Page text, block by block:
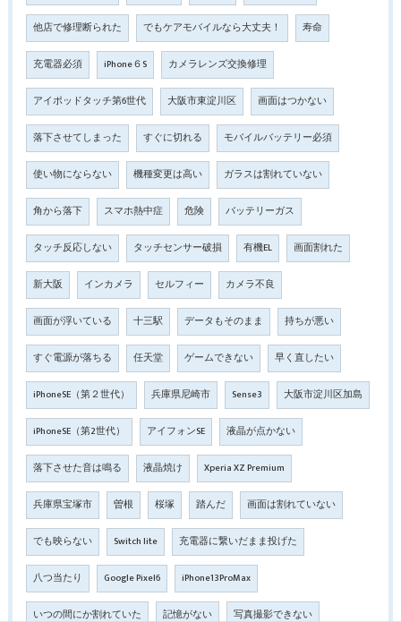
他店で修理断られた でもケアモバイルなら大丈夫！ 寿命
充電器必須 iPhone６S カメラレンズ交換修理
アイポッドタッチ第6世代 大阪市東淀川区 画面はつかない
落下させてしまった すぐに切れる モバイルバッテリー必須
使い物にならない 機種変更は高い ガラスは割れていない
角から落下 スマホ熱中症 危険 バッテリーガス
タッチ反応しない タッチセンサー破損 有機EL 画面割れた
新大阪 インカメラ セルフィー カメラ不良
画面が浮いている 十三駅 データもそのまま 持ちが悪い
すぐ電源が落ちる 任天堂 ゲームできない 早く直したい
iPhoneSE（第２世代） 兵庫県尼崎市 Sense3 大阪市淀川区加島
iPhoneSE（第2世代） アイフォンSE 液晶が点かない
落下させた音は鳴る 液晶焼け Xperia XZ Premium
兵庫県宝塚市 曽根 桜塚 踏んだ 画面は割れていない
でも映らない Switch lite 充電器に繋いだまま投げた
八つ当たり Google Pixel6 iPhone13ProMax
いつの間にか割れていた 記憶がない 写真撮影できない